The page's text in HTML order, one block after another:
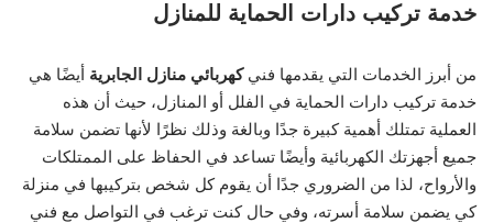
خدمة تركيب دارات الحماية للمنازل
من أبرز الخدمات التي يقدمها فنيكهربائي منازل الجابرية أيضًا هي
خدمة تركيب دارات الحماية في الفلل أو المنازل، حيث أن هذه
العملية تمتلك أهمية كبيرة جدًا وبالغة وذلك نظرًا لأنها تضمن سلامة
جميع أجهزتك الكهربائية وأيضًا تساعد في الحفاظ على الممتلكات
والأرواح، لذا من الضروري جدًا أن يقوم كل شخص بتركيبها في منزلة
كي يضمن سلامة أسرته، وفي حال كنت ترغب في التواصل مع فني